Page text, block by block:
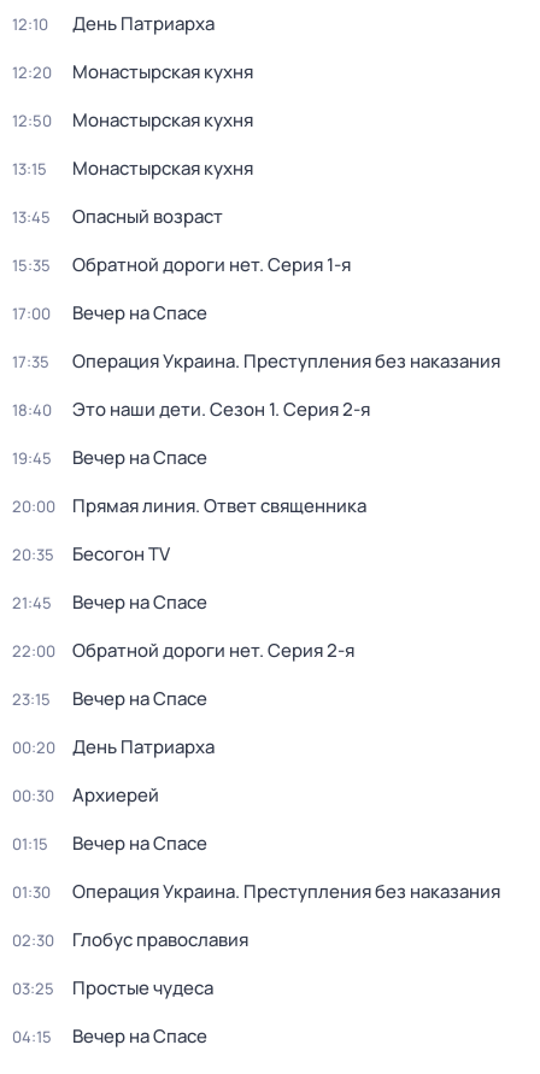
12:10 День Патриарха
12:20 Монастырская кухня
12:50 Монастырская кухня
13:15 Монастырская кухня
13:45 Опасный возраст
15:35 Обратной дороги нет. Серия 1-я
17:00 Вечер на Спасе
17:35 Операция Украина. Преступления без наказания
18:40 Это наши дети. Сезон 1. Серия 2-я
19:45 Вечер на Спасе
20:00 Прямая линия. Ответ священника
20:35 Бесогон TV
21:45 Вечер на Спасе
22:00 Обратной дороги нет. Серия 2-я
23:15 Вечер на Спасе
00:20 День Патриарха
00:30 Архиерей
01:15 Вечер на Спасе
01:30 Операция Украина. Преступления без наказания
02:30 Глобус православия
03:25 Простые чудеса
04:15
Вечер на Спасе